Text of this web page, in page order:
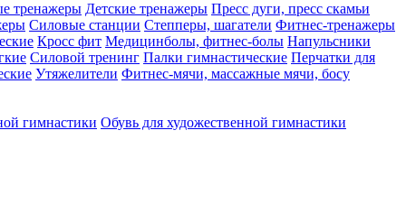
тренажеры Детские тренажеры Пресс дуги, пресс скамьи
Силовые станции Степперы, шагатели Фитнес-тренажеры
Кросс фит Медицинболы, фитнес-болы Напульсники
Силовой тренинг Палки гимнастические Перчатки для
Утяжелители Фитнес-мячи, массажные мячи, босу
гимнастики Обувь для художественной гимнастики